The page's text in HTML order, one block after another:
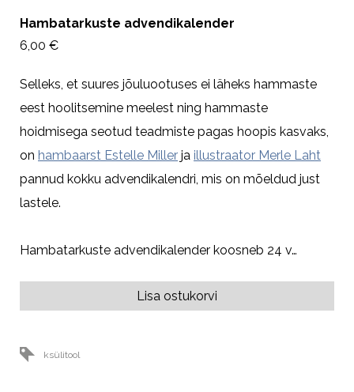
Hambatarkuste advendikalender
6,00 €
Selleks, et suures jõuluootuses ei läheks hammaste
eest hoolitsemine meelest ning hammaste
hoidmisega seotud teadmiste pagas hoopis kasvaks,
on hambaarst Estelle Miller ja illustraator Merle Laht
pannud kokku advendikalendri, mis on mõeldud just
lastele.
Hambatarkuste advendikalender koosneb 24 v…
Lisa ostukorvi
ksülitool